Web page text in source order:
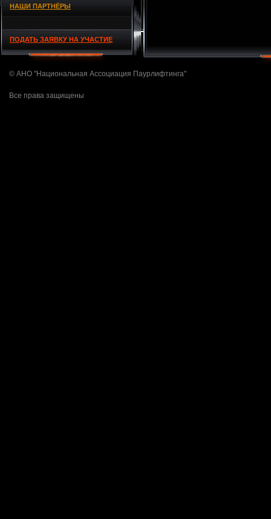
НАШИ ПАРТНЁРЫ
ПОДАТЬ ЗАЯВКУ НА УЧАСТИЕ
© АНО "Национальная Ассоциация Паурлифтинга"
Все права защищены